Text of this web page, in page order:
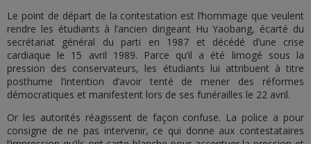
Le point de départ de la contestation est l’hommage que veulent
rendre les étudiants à l’ancien dirigeant Hu Yaobang, écarté du
secrétariat général du parti en 1987 et décédé d’une crise
cardiaque le 15 avril 1989. Parce qu’il a été limogé sous la
pression des conservateurs, les étudiants lui attribuent à titre
posthume l’intention d’avoir tenté de mener des réformes
démocratiques et manifestent lors de ses funérailles le 22 avril.
Or les autorités réagissent de façon confuse. La police a pour
consigne de ne pas intervenir, ce qui donne aux contestataires